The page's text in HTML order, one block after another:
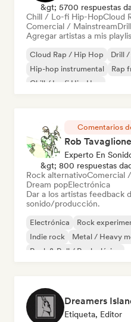
&gt; 5700 respuestas
Chill / Lo-fi Hip-HopCloud
Comercial / Mainstream
Agregar artistas a mis
Cloud Rap / Hip Hop Drill /
Hip-hop instrumental
Rap
Chill / Lo-fi Hip-Hop
Comentarios
Rob
Experto En
&gt; 800 respuestas
Rock alternativoComercial
Dream popElectrónica
Dar a los artistas feedback
sonido/producción.
Electrónica Rock
Indie rock
Metal / Heavy
Rock & Roll / Rock clásico
Dreamers
Etiqueta, Editor